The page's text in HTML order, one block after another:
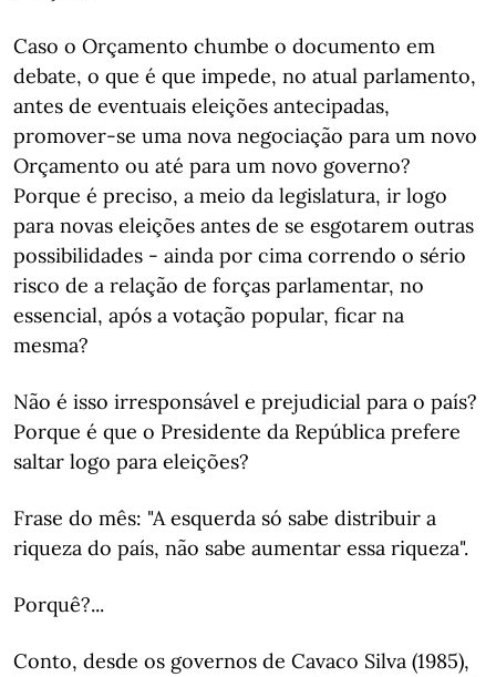
Caso o Orçamento chumbe o documento em
debate, o que é que impede, no atual parlamento,
antes de eventuais eleições antecipadas,
promover-se uma nova negociação para um novo
Orçamento ou até para um novo governo?
Porque é preciso, a meio da legislatura, ir logo
para novas eleições antes de se esgotarem outras
possibilidades - ainda por cima correndo o sério
risco de a relação de forças parlamentar, no
essencial, após a votação popular, ficar na
mesma?
Não é isso irresponsável e prejudicial para o país?
Porque é que o Presidente da República prefere
saltar logo para eleições?
Frase do mês: "A esquerda só sabe distribuir a
riqueza do país, não sabe aumentar essa riqueza".
Porquê?...
Conto, desde os governos de Cavaco Silva (1985),